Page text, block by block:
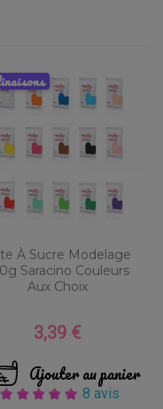
À Sucre Modelage
Saracino Couleurs
Aux Choix
Prix
3,39 €
Ajouter au panier
8 avis